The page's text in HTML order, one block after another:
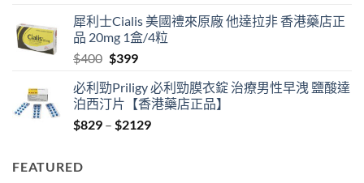
was:
$600.
is:
$480.
犀利士Cialis 美國禮來原廠 他達拉非 香港藥店正
品 20mg 1盒/4粒
$400 Original
was:
$400.
$399Current
is:
$399.
必利勁Priligy 必利勁膜衣錠 治療男性早洩 鹽酸達
泊西汀片【香港藥店正品】
$829 – $2129Price
FEATURED